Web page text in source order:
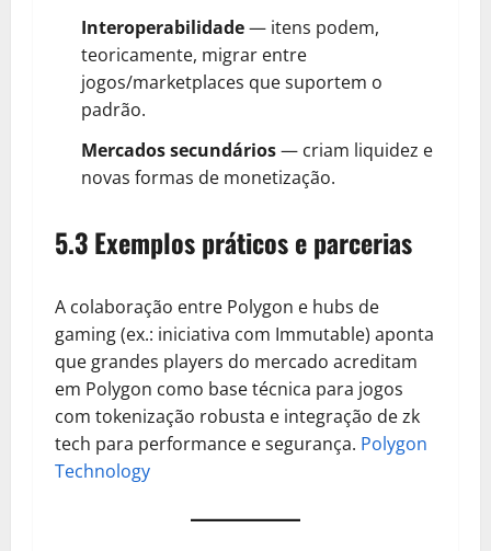
Interoperabilidade— itens podem,
teoricamente, migrar entre
jogos/marketplaces que suportem o
padrão.
Mercados secundários— criam liquidez e
novas formas de monetização.
5.3 Exemplos práticos e parcerias
A colaboração entre Polygon e hubs de
gaming (ex.: iniciativa com Immutable) aponta
que grandes players do mercado acreditam
em Polygon como base técnica para jogos
com tokenização robusta e integração de zk
tech para performance e segurança. Polygon
Technology